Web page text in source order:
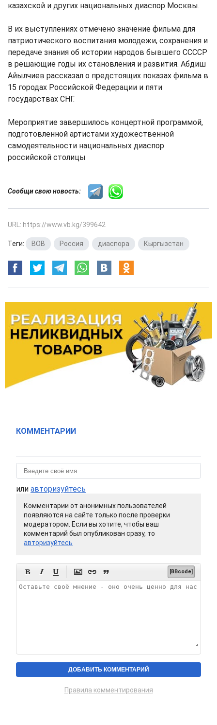
казахской и других национальных диаспор Москвы.
В их выступлениях отмечено значение фильма для
патриотического воспитания молодежи, сохранения и
передаче знания об истории народов бывшего ССССР
в решающие годы их становления и развития. Абдиш
Айылчиев рассказал о предстоящих показах фильма в
15 городах Российской Федерации и пяти
государствах СНГ.
Мероприятие завершилось концертной программой,
подготовленной артистами художественной
самодеятельности национальных диаспор
российской столицы
Сообщи свою новость:
URL: https://www.vb.kg/399642
Теги: ВОВ Россия диаспора Кыргызстан
КОММЕНТАРИИ
или авторизуйтесь
Комментарии от анонимных пользователей
появляются на сайте только после проверки
модератором. Если вы хотите, чтобы ваш
комментарий был опубликован сразу, то
авторизуйтесь
      [BBcode]
Правила комментирования